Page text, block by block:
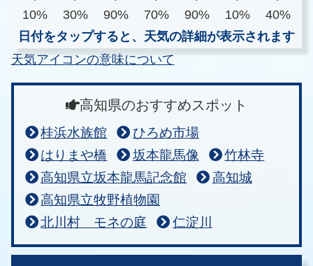
10%
30% 90% 70% 90% 10%
40%
日付をタップすると、天気の詳細が表示されます
天気アイコンの意味について
高知県のおすすめスポット
桂浜水族館
ひろめ市場
はりまや橋
坂本龍馬像
竹林寺
高知県立坂本龍馬記念館
高知城
高知県立牧野植物園
北川村 モネの庭
仁淀川